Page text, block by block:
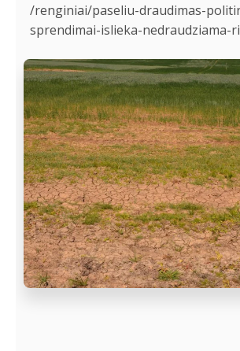
/renginiai/paseliu-draudimas-
sprendimai-islieka-nedraudziama-